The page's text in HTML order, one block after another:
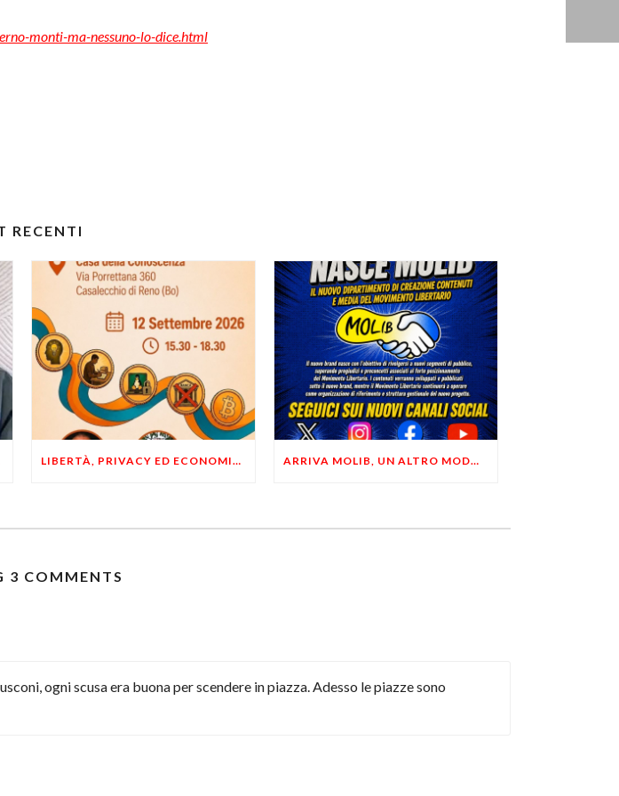
monti-ma-nessuno-lo-dice.html
RECENTI
LIBERTÀ, PRIVACY ED ECONOMIA DEL BUON SENSO: FACCO E MUSUMECI A CASALECCHIO DI RENO (BO) ARRIVA MOLIB, UN ALTRO MODO DI COMUNICARE LIBERTARIO
3 COMMENTS
ogni scusa era buona per scendere in piazza. Adesso le piazze sono